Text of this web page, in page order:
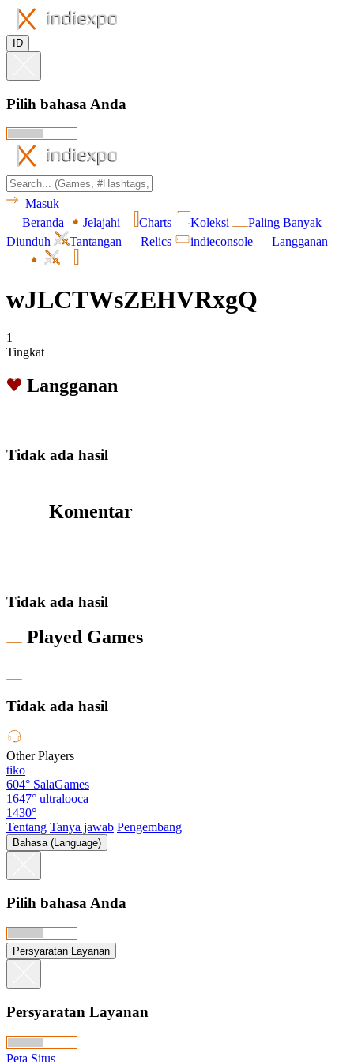
ID
Pilih bahasa Anda
Masuk
Beranda
Jelajahi Charts Koleksi
Paling Banyak
Diunduh
Tantangan Relics indieconsole Langganan
wJLCTWsZEHVRxgQ
1
Tingkat
Langganan
Tidak ada hasil
Komentar
Tidak ada hasil
Played Games
Tidak ada hasil
Other Players
tiko
604° SalaGames
1647° ultralooca
1430°
Tentang Tanya jawab Pengembang
Bahasa (Language)
Pilih bahasa Anda
Persyaratan Layanan
Persyaratan Layanan
Peta Situs